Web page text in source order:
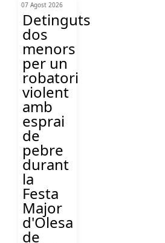
07 Agost 2026
Detinguts
dos
menors
per un
robatori
violent
amb
esprai
de
pebre
durant
la
Festa
Major
d'Olesa
de